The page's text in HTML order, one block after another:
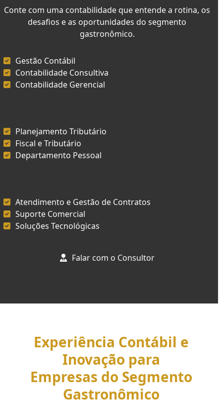
Conte com uma contabilidade que entende a rotina, os
desafios e as oportunidades do segmento
gastronômico.
Gestão Contábil
Contabilidade Consultiva
Contabilidade Gerencial
Planejamento Tributário
Fiscal e Tributário
Departamento Pessoal
Atendimento e Gestão de Contratos
Suporte Comercial
Soluções Tecnológicas
Falar com o Consultor
Experiência Contábil e
Inovação para
Empresas do Segmento
Gastronômico